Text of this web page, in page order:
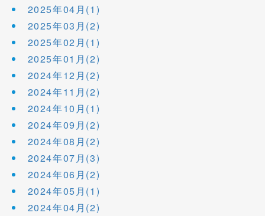
2025年04月(1)
2025年03月(2)
2025年02月(1)
2025年01月(2)
2024年12月(2)
2024年11月(2)
2024年10月(1)
2024年09月(2)
2024年08月(2)
2024年07月(3)
2024年06月(2)
2024年05月(1)
2024年04月(2)